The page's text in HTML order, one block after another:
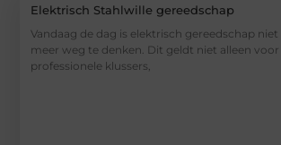
Elektrisch Stahlwille gereedschap
Vandaag de dag is elektrisch gereedschap niet
meer weg te denken. Dit geldt niet alleen voor
professionele klussers,